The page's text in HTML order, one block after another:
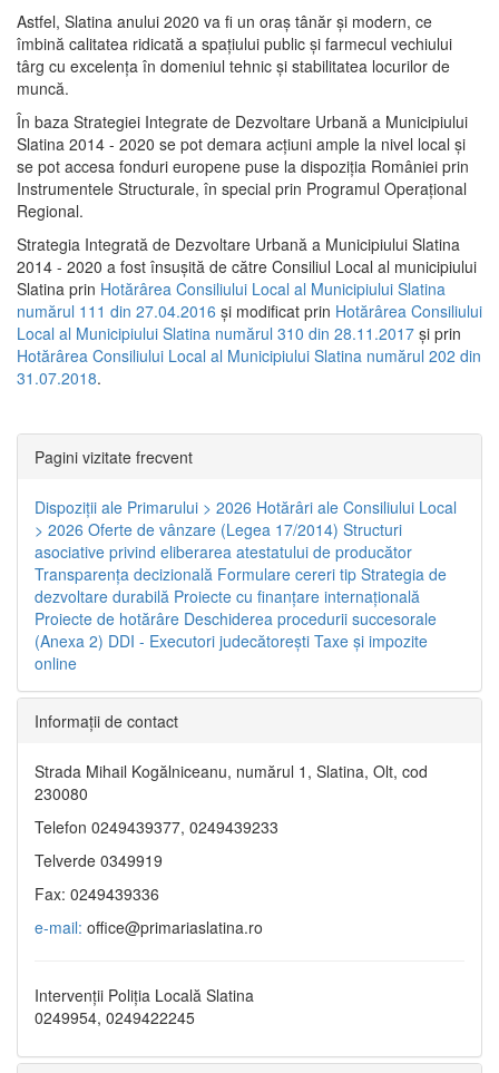
Astfel, Slatina anului 2020 va fi un oraş tânăr şi modern, ce
îmbină calitatea ridicată a spaţiului public şi farmecul vechiului
târg cu excelenţa în domeniul tehnic şi stabilitatea locurilor de
muncă.
În baza Strategiei Integrate de Dezvoltare Urbană a Municipiului
Slatina 2014 - 2020 se pot demara acţiuni ample la nivel local şi
se pot accesa fonduri europene puse la dispoziţia României prin
Instrumentele Structurale, în special prin Programul Operațional
Regional.
Strategia Integrată de Dezvoltare Urbană a Municipiului Slatina
2014 - 2020 a fost însuşită de către Consiliul Local al municipiului
Slatina prin Hotărârea Consiliului Local al Municipiului Slatina
numărul 111 din 27.04.2016 și modificat prin Hotărârea Consiliului
Local al Municipiului Slatina numărul 310 din 28.11.2017 și prin
Hotărârea Consiliului Local al Municipiului Slatina numărul 202 din
31.07.2018.
Pagini vizitate frecvent
Dispoziţii ale Primarului > 2026 Hotărâri ale Consiliului Local
> 2026 Oferte de vânzare (Legea 17/2014) Structuri
asociative privind eliberarea atestatului de producător
Transparenţa decizională Formulare cereri tip Strategia de
dezvoltare durabilă Proiecte cu finanţare internaţională
Proiecte de hotărâre Deschiderea procedurii succesorale
(Anexa 2) DDI - Executori judecătorești Taxe şi impozite
online
Informaţii de contact
Strada Mihail Kogălniceanu, numărul 1, Slatina, Olt, cod
230080
Telefon 0249439377, 0249439233
Telverde 0349919
Fax: 0249439336
e-mail: office@primariaslatina.ro
Intervenții Poliția Locală Slatina
0249954, 0249422245